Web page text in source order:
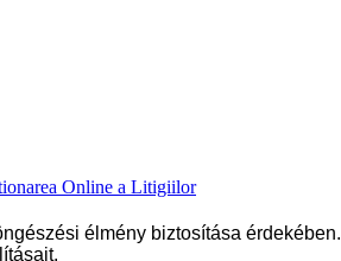
élmény biztosítása érdekében.
.